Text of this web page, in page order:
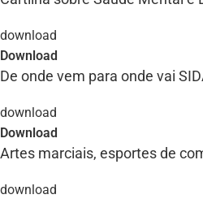
Download
De onde vem para onde vai
Download
Artes marciais, esportes de